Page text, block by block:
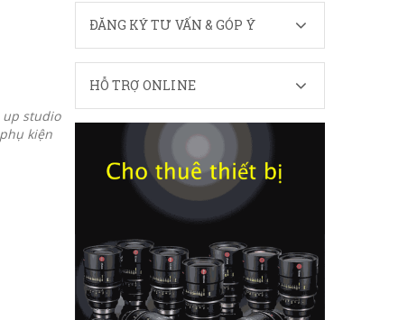
up studio
kiện
ĐĂNG KÝ TƯ VẤN & GÓP Ý
HỖ TRỢ ONLINE